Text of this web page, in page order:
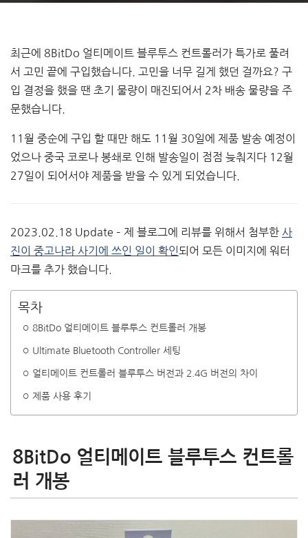
최근에 8BitDo 얼티메이트 블루투스 컨트롤러가 특가로 풀려
서 고민 끝에 구입했습니다. 고민을 너무 길게 했던 걸까요? 구
입 결정을 했을 땐 초기 물량이 매진되어서 2차 배송 물량을 주
문했습니다.
11월 중순에 구입 할 때만 해도 11월 30일에 제품 발송 예정이
었으나 중국 코로나 봉쇄로 인해 발송일이 점점 늦춰지다 12월
27일이 되어서야 제품을 받을 수 있게 되었습니다.
2023.02.18 Update – 제 블로그에 리뷰를 위해서 첨부한 사
진이 중고나라 사기에 쓰인 일이 확인되어 모든 이미지에 워터
마크를 추가 했습니다.
목차
8BitDo 얼티메이트 블루투스 컨트롤러 개봉
Ultimate Bluetooth Controller 세팅
얼티메이트 컨트롤러 블루투스 버전과 2.4G 버전의 차이
제품 사용 후기
8BitDo 얼티메이트 블루투스 컨트롤
러 개봉